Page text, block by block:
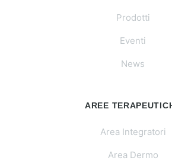
Prodotti
Eventi
News
AREE
Area Integratori
Area Dermo